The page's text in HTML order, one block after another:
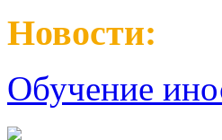
Новости:
Обучение